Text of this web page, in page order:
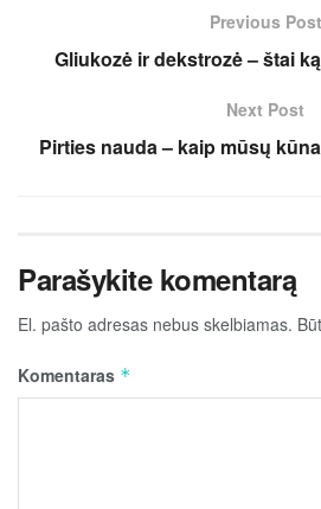
Previous Post
Gliukozė ir dekstrozė – štai
Next Post
Pirties nauda – kaip mūsų
Parašykite komentarą
El. pašto adresas nebus skelbiamas.
Komentaras *